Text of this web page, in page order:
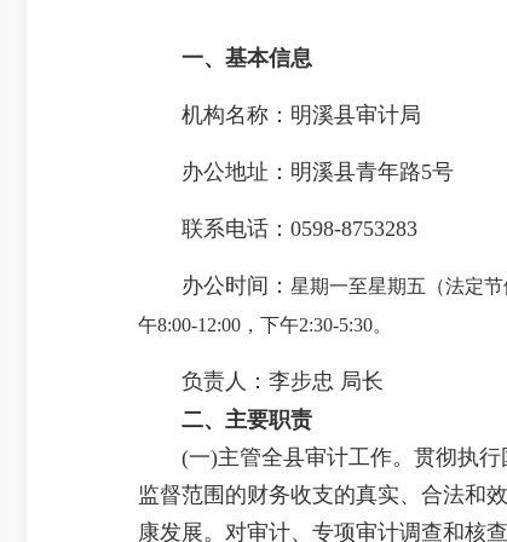
一、基本信息
机构名称：明溪县审计局
办公地址：明溪县青年路5号
联系电话：0598-8753283
办公时间： 星期一至星期五（法定节
午8:00-12:00，下午2:30-5:30。
负责人：李步忠 局长
二、主要职责
(一)主管全县审计工作。贯彻执行
监督范围的财务收支的真实、合法和
康发展。对审计、专项审计调查和核